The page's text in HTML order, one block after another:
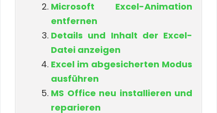
Microsoft Excel-Animation
entfernen
Details und Inhalt der Excel-
Datei anzeigen
Excel im abgesicherten Modus
ausführen
MS Office neu installieren und
reparieren